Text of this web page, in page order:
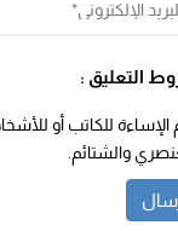
التعليق :
للكاتب أو
والشتائم.